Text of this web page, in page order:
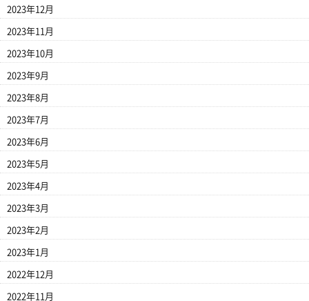
2023年12月
2023年11月
2023年10月
2023年9月
2023年8月
2023年7月
2023年6月
2023年5月
2023年4月
2023年3月
2023年2月
2023年1月
2022年12月
2022年11月